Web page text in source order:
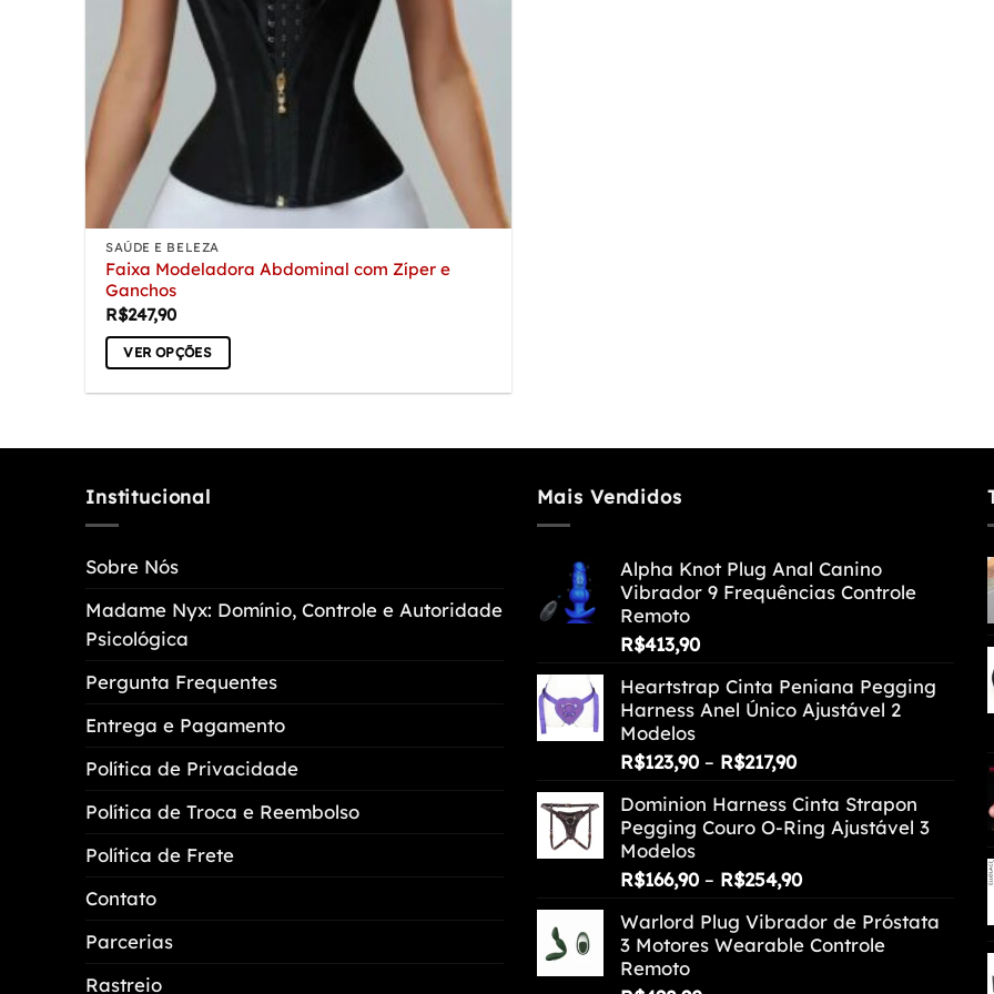
SAÚDE E BELEZA
Faixa Modeladora Abdominal com Zíper e
Ganchos
R$247,90
VER OPÇÕES
variantes.
podem
escolhidas
na
página
produto
Institucional
Sobre Nós
Madame Nyx: Domínio, Controle e Autoridade
Psicológica
Pergunta Frequentes
Entrega e Pagamento
Política de Privacidade
Política de Troca e Reembolso
Política de Frete
Contato
Parcerias
Rastreio
Mais Vendidos
Alpha Knot Plug Anal Canino
Vibrador 9 Frequências Controle
Remoto
R$413,90
Heartstrap Cinta Peniana Pegging
Harness Anel Único Ajustável 2
Modelos
R$123,90 – R$217,90Faixa
preço:
R$123,90
R$217,90
Dominion Harness Cinta Strapon
Pegging Couro O-Ring Ajustável 3
Modelos
R$166,90 – R$254,90Faixa
preço:
R$166,90
Warlord Plug Vibrador de Próstata
3 Motores Wearable Controle
Remoto